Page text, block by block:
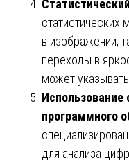
статистических
в изображении,
переходы в
может
Использование
программного
для анализа